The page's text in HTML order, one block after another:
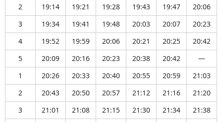
2
19:14 19:21 19:28 19:43 19:47
20:06
3
19:34 19:41 19:48 20:03 20:07
20:23
4
19:52 19:59 20:06 20:21 20:25
20:42
5
20:09 20:16 20:23 20:38 20:42
—
1
20:26 20:33 20:40 20:55 20:59
21:03
2
20:43 20:50 20:57 21:12 21:16
21:20
3
21:01 21:08 21:15 21:30 21:34
21:38